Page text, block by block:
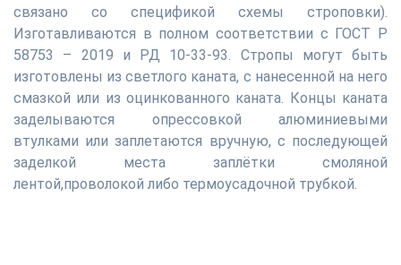
связано со спецификой схемы строповки).
Изготавливаются в полном соответствии с ГОСТ Р
58753 – 2019 и РД 10-33-93. Стропы могут быть
изготовлены из светлого каната, с нанесенной на него
смазкой или из оцинкованного каната. Концы каната
заделываются опрессовкой алюминиевыми
втулками или заплетаются вручную, с последующей
заделкой места заплётки смоляной
лентой,проволокой либо термоусадочной трубкой.